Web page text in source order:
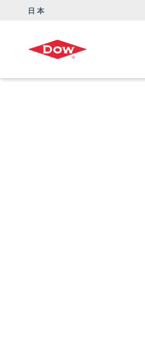
日本
ダウ・ケミカル日本グループ